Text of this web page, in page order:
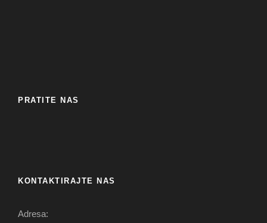
PRATITE NAS
KONTAKTIRAJTE NAS
Adresa: